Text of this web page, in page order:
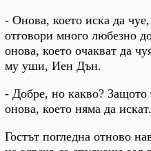
- Онова, което иска да
отговори много любезно
онова, което очакват да
му уши, Иен Дън.
- Добре, но какво? Защото
онова, което няма да искат.
Гостът погледна отново